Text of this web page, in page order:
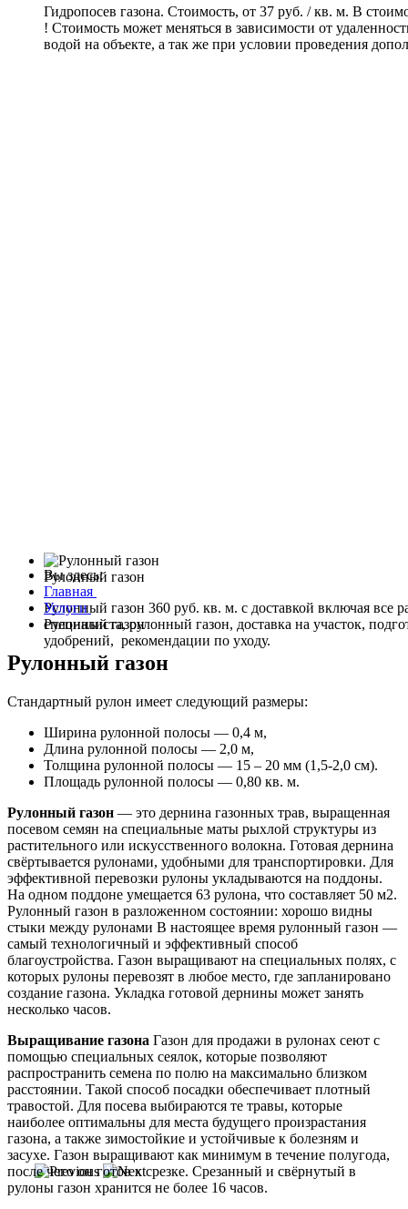
Гидропосев газона. Стоимость, от 37 руб. /кв. м. В
! Стоимость может меняться в зависимости от
водой на объекте, а так же при условии проведения
Рулонный газон
Рулонный газон 360 руб. кв. м. с доставкой включая все
специалиста, рулонный газон, доставка на участок,
удобрений, рекомендации по уходу.
Вы здесь:
Главная
Услуги
Рулонный газон
Рулонный газон
Стандартный рулон имеет следующий размеры:
Ширина рулонной полосы — 0,4 м,
Длина рулонной полосы — 2,0 м,
Толщина рулонной полосы — 15 – 20 мм (1,5-2,0 см).
Площадь рулонной полосы — 0,80 кв. м.
Рулонный газон — это дернина газонных трав, выращенная
посевом семян на специальные маты рыхлой структуры из
растительного или искусственного волокна. Готовая дернина
свёртывается рулонами, удобными для транспортировки. Для
эффективной перевозки рулоны укладываются на поддоны.
На одном поддоне умещается 63 рулона, что составляет 50 м2.
Рулонный газон в разложенном состоянии: хорошо видны
стыки между рулонами В настоящее время рулонный газон —
самый технологичный и эффективный способ
благоустройства. Газон выращивают на специальных полях, с
которых рулоны перевозят в любое место, где запланировано
создание газона. Укладка готовой дернины может занять
несколько часов.
Выращивание газона Газон для продажи в рулонах сеют с
помощью специальных сеялок, которые позволяют
распространить семена по полю на максимально близком
расстоянии. Такой способ посадки обеспечивает плотный
травостой. Для посева выбираются те травы, которые
наиболее оптимальны для места будущего произрастания
газона, а также зимостойкие и устойчивые к болезням и
засухе. Газон выращивают как минимум в течение полугода,
после чего он готов к срезке. Срезанный и свёрнутый в
рулоны газон хранится не более 16 часов.